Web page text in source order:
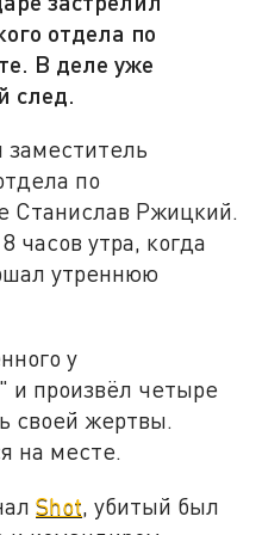
отдела по
В деле уже
след.
заместитель
по
Станислав Ржицкий.
часов утра, когда
утреннюю
у
и произвёл четыре
своей жертвы.
на месте.
Shot, убитый был